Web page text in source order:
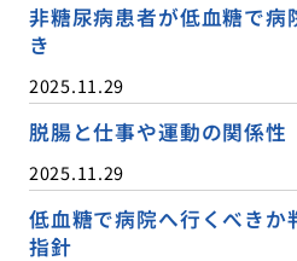
非糖尿病患者が低血糖で病
き
2025.11.29
脱腸と仕事や運動の関係性
2025.11.29
低血糖で病院へ行くべきか
指針